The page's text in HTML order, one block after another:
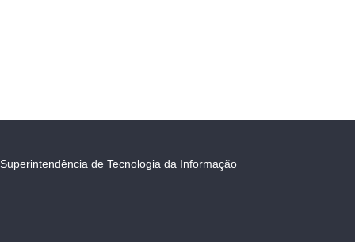
Superintendência de Tecnologia da Informação